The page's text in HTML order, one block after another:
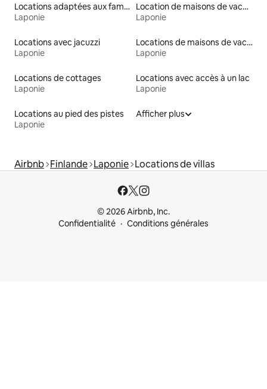
Locations adaptées aux familles
Laponie
Location de maisons de vacances
Laponie
Locations avec jacuzzi
Laponie
Locations de maisons de vacances
Laponie
Locations de cottages
Laponie
Locations avec accès à un lac
Laponie
Locations au pied des pistes
Laponie
Afficher plus
Airbnb Finlande Laponie Locations de villas
© 2026 Airbnb, Inc.
Confidentialité
Conditions générales